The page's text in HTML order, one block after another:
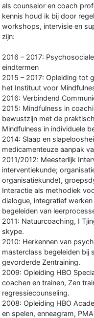
als counselor en coach
kennis houd ik bij door
workshops, intervisie en
zijn:
2016 – 2017:
eindtermen
2015 – 2017: Opleiding tot
het Instituut voor
2016: Verbindend
2015: Mindfulness in
bewustzijn met de
Mindfulness in individuele
2014: Slaap en
medicamenteuze aanpak
2011/2012: Meesterlijk
interventiekunde;
organisatiekunde),
Interactie als methodiek
dialogue, integratief
begeleiden van
2011: Natuurcoaching, I
skype.
2010: Herkennen van
masterclass begeleiden bij
gevorderde Zentraining.
2009: Opleiding HBO
coachen en trainen, Zen
regressiecounseling.
2008: Opleiding HBO
en spelen, enneagram,